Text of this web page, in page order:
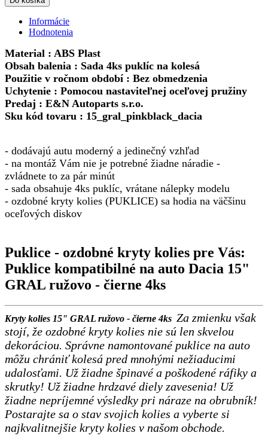
Informácie
Hodnotenia
Material : ABS Plast
Obsah balenia : Sada 4ks puklíc na kolesá
Použitie v ročnom období : Bez obmedzenia
Uchytenie : Pomocou nastaviteľnej oceľovej pružiny
Predaj : E&N Autoparts s.r.o.
Sku kód tovaru : 15_gral_pinkblack_dacia
- dodávajú autu moderný a jedinečný vzhľad
- na montáž Vám nie je potrebné žiadne náradie -
zvládnete to za pár minút
- sada obsahuje 4ks puklíc, vrátane nálepky modelu
- ozdobné kryty kolies (PUKLICE) sa hodia na väčšinu
oceľových diskov
Puklice - ozdobné kryty kolies pre Vás:
Puklice kompatibilné na auto Dacia 15"
GRAL ružovo - čierne 4ks
Kryty kolies 15" GRAL ružovo - čierne 4ks Za zmienku však
stojí, že ozdobné kryty kolies nie sú len skvelou
dekoráciou. Správne namontované puklice na auto
môžu chrániť kolesá pred mnohými nežiaducimi
udalosťami. Už žiadne špinavé a poškodené ráfiky a
skrutky! Už žiadne hrdzavé diely zavesenia! Už
žiadne nepríjemné výsledky pri náraze na obrubník!
Postarajte sa o stav svojich kolies a vyberte si
najkvalitnejšie kryty kolies v našom obchode.